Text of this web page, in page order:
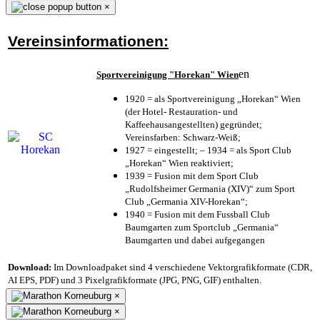
×
Vereinsinformationen:
Sportvereinigung "Horekan" Wienen
1920 = als Sportvereinigung „Horekan“ Wien
(der Hotel- Restauration- und
Kaffeehausangestellten) gegründet;
Vereinsfarben: Schwarz-Weiß;
1927 = eingestellt; – 1934 = als Sport Club
„Horekan“ Wien reaktiviert;
1939 = Fusion mit dem Sport Club
„Rudolfsheimer Germania (XIV)“ zum Sport
Club „Germania XIV-Horekan“;
1940 = Fusion mit dem Fussball Club
Baumgarten zum Sportclub „Germania“
Baumgarten und dabei aufgegangen
Download: Im Downloadpaket sind 4 verschiedene Vektorgrafikformate (CDR,
AI EPS, PDF) und 3 Pixelgrafikformate (JPG, PNG, GIF) enthalten.
×
×